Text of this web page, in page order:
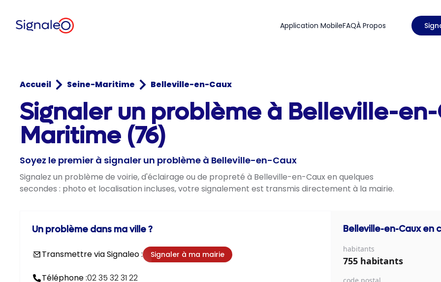
Application MobileFAQÀ Propos
Accueil Seine-Maritime Belleville-en-Caux
Signaler un problème à Belleville-
Maritime (76)
Soyez le premier à signaler un problème à Belleville-en-Caux
Signalez un problème de voirie, d'éclairage ou de propreté à Belleville-en-Caux en quelques
secondes : photo et localisation incluses, votre signalement est transmis directement à la mairie.
Un problème dans ma ville ?
Transmettre via Signaleo : Signaler à ma mairie
Téléphone :02 35 32 31 22
Belleville-en-Cauxen
habitants
755 habitants